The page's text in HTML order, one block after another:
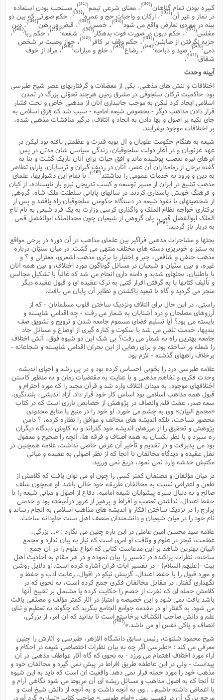
کبیره بودن تمام گناهان(
[30]
)، معناى شرعى تیمم [31]
)، مستحب بودن استعاذه
در نماز و غیر آن(
[32]
)، ارکان و واجبات حج و عمره(
[33]
)، حکم صورتى که بین دو
بینه در موردى تعارض واقع مى شود(
[34]
)، خمس [35]
)، قبض در رهن(
[36]
)، دین
مفلس(
[37]
)، حکم دیون در صورت فوت بدهکار [38]
)، شفعه(
[39]
)، حکم ربا(
[40]
)،
جزیه نگرفتن از صابئین(
[41]
)، حکم وقف بر کافر [42]
)، جواز وصیت بر شخص
ذمى(
[43]
)، صید و ذباحه(
[44]
)، رضاع(
[45]
)، خلع و مبارات(
[46]
)، مراد از خوف
شقاق [47]
)
.
آیینه وحدت
اختلافات و تنش هاى مذهبى، یکى از معضلات و گرفتاریهاى عصر شیخ طبرسى
بود. حاکمیت ترکان سلجوقى در مشرق زمین هرچند تحوّلى بزرگ در تمدن
اسلامى ایجاد کرد لیکن به موجب جانبدارى آنان از مذهبى خاص و تحت فشار
قرار دادن مذاهب دیگر - بخصوص شیعه امامیه - سبب شد که فِرَق اسلامى به
جاى تکیه بر اصول و بها دادن به اتحاد و ائتلاف، درگیر مناقشات مذهبى شده،
بر اختلافات موجود بیفزایند.
شیعه به هنگام حکومت علویان و آل بویه قدرت و عظمتى یافته بود لیکن در
عهد غزنویان و در آغاز دولت سلجوقیان، زندگى سیاسى شان مدتى در پس
ابرهاى تیره تعصب پوشیده ماند و افق حیات براى آنان تاریک گشت و بنا به
گفته برخى از زمامداران آن عصر، آنان در ردیف گبران و ترسایان، یاراى تظاهر
به دین و ورود به خدمات عمومى را نداشتند(
[48]
). با تمام این دشواریها، علماى
مذهب تشیع در ایران از مسیر توسعه و کسب تدریجى نیرو باز نایستاده، از کیان
و فرهنگ خویش پاسدارى کردند. در سالهاى پایانى سلطنت ملک شاه، گروهى
از شخصیتهاى با نفوذ شیعه در دستگاه حکومتى سلجوقیان راه یافتند و پس از
برکنارى خواجه نظام الملک و واگذارى کرسى وزارت به یک فرد شیعى به نام تاج
الملک ابوالفضل قمى، پاى گروهى از شیعیان چون مجدالملک ابوالفضل قمى
به دربار باز گردید. [49]
)
بحثها و مشاجرات مذهبى فراگیر بین علماى مذاهب در آن دوره در برخى مواقع
به ستیز و خونریزى دسته هاى مختلف منتهى مى گشت. در میان سنیّان درباره
مذهب حنفى و شافعى، جبر و اختیار یا برترى مذهب اشعرى، معتزلى و ؟ و
غیره، و بین سنّیان و شیعیان در مسائل گوناگون مورد اختلاف، و بین همه آنان
با باطنیان، بحثهاى شدید و دامنه دارى انجام مى شد که غالباً با تشکیل مجالس
و تألیف کتابها یا به گرفتن اقرار کتبى به ترک عقیده اى و قبول عقیده دیگر
منجر مى گردید و گاه با تبعید یاکشتن و نظایر آن پایان مى یافت.
راستى، در این حال براى ائتلاف ونزدیک ساختن قلوب مسلمانان - که از
آرزوهاى مصلحان و درد آشنایان به شمار مى رفت - چه اقدامى شایسته و
بایسته مى بود؟ آیا تسلیم فضاى مسموم جامعه شدن و ترویج و تشویق صف
بندیها، خدمت تلقى مى شد یا سکوت و کناره گیرى از اوضاع و مسائل حاد
جامعه بهترین راه به شمار مى رفت؟ بى شک این دو شیوه فوق، آتش اختلاف
را شعله ور ساخته بود و براى رهایى از این بحران اقدامى شایسته و شجاعانه -
برخلاف راههاى گذشته - لازم بود.
علامه طبرسى درد را بخوبى احساس کرده بود و در پى رشد و احیاى اندیشه
وحدت فکرى و تفاهم مذهبى و با عنایت به مقتضیات زمان و به منظور کاستن
اختلافهاى موجود، به میدان ائتلاف وارد شد و قرآن مجید را که مورد احترام و
قبول همه مذاهب اسلامى بود اساس کار خود قرار داد. آزاد اندیشى، بلندنگرى،
سعه صدر، عفت قلم وانصاف در پژوهش از خصایص بارزى است که در کتاب
«مجمع البیان» وى به چشم مى خورد. او خود را در منبع یا منابع محدودى
محصور نساخت، بلکه اندیشه هاى مخالف و موافق را نظاره کرده، ؟ دامن
پژوهش و تحقیق را از مرزهاى اندیشه خود گذراند و به کاوش دیدگاه دیگران
ره سپرد و با نظر یکسان به همه اصناف و فرقه ها، آنچه را صحیح و معقول
بود مى پذیرفت و در تقدیم و تأخیر آن غرض خاصى نداشت. علامه همچنین در
نقل عقیده و دیدگاه مخالفان تا آنجا که از نظر اصولى به عقیده و مبانى
مکتبش خدشه وارد نمى نمود، دریغ نمى ورزید.
در میان مؤلفان و مصنفان کمتر کسى را چون او مى توان یافت که کلامش از
طعن و اعتراض نسبت به مخالفان طریقه خود خالى باشد. او همچون سلف
صالح و به دنبال سیره پیشوایان شیعه امامیه، دفاع از اصول و مبانى شیعه را با
حفظ اعتدال، نداشتن تعصب و افراط و پرهیز از غرور درآمیخته بود و خدمتى
پرارج را در نزدیک ساختن افکار و اندیشه هاى مذاهب اسلامى به انجام رساند و
نام خود را در میان شیعیان و دانشمندان منصف اهل سنت جاودانه ساخت.
علامه سید محسن امین عاملى در این باره چنین مى نگارد : «... بزرگى،
عظمت، تبحر در علوم و وثاقت او امرى است که نیاز به بیان ندارد و مجمع
البیان بهترین شاهد بر این مدعاست کتابى که انواع علوم را در آن جمع
ساخته، نظرات پراکنده در تفسیر را بیان نموده و در هر مقام به احادیث اهل
بیت -(علیهم السلام) - در تفسیر آیات قرآن اشاره کرده است. او دلایل روشن
و مورد قبول را با حفظ اعتدال، گزینش نیکو در اقوال، رعایت ادب و حفظ و
نگهدارى گفتار، در مقابل مخالفان فکرى جمع کرده است، به نحوى که در
کلامش جمله اى که نفرت از خصم را حکایت کرده یا مشتمل بر تقبیح آنها
باشد یافت نمى شود و این خصیصه و امتیاز در آثار کمتر مؤلف و مصنّفى یافت
مى شود. به گفتار او در مقدمه جوامع الجامع بنگرید که چگونه به تعظیم و ثناى
علم و دانش صاحب الکشاف برخاسته است تا بدانید که آن امر، از بزرگى،
انصاف و پاکى نفس او مى باشد.»(
[50]
)
شیخ محمود شلتوت، رئیس سابق دانشگاه الازهر، طبرسى و آثارش را چنین
معرفى مى کند : «طبرسى اگر چه به بیان نظرات اختصاصى شیعه در احکام و
آراء مورد اختلاف اهتمام مى ورزد - به نحوى که گاه آثار عواطف مذهبى در آن
پیداست - ولى در این عاطفه طریق افراط در پیش نمى گیرد و مخالفان خود و
مذهب خود را مورد حمله قرار نمى دهد. واقعیت آن است که باید به این شیوه
تا آنجا که به اصول مذاهب و مسائل ریشه اى آن مربوط مى شود نگاهى آرام و
با اغماض داشته باشیم... . وى به آنچه داشت و به آنچه از دانش شیخ امت و
مرجع بزرگ آن در تفسیر یعنى «امام طوسى» صاحب کتاب «تبیان» گرد آورد،